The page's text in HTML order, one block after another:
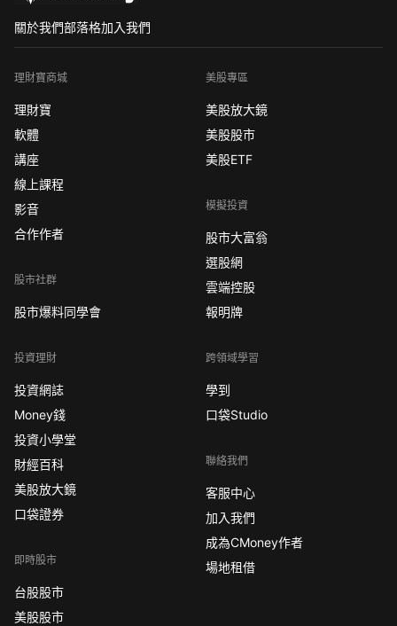
新手跟散戶最棒的投資學習園地，這裡不主打獲利，
是一個以基本面為主軸的教學，經過了構思、寫稿、
和新手來說才是最有利、容錯度最高方法，希望藉由
在投資上少走一點冤枉路。 建立自己的投資SOP，不
再尋求明牌問人價格 股人阿勳-存股價值河流圖 iOS
下載 >>https://cmy.tw/00CGSH 股人阿勳-存股價值河
流圖 Android 下載 >>https://cmy.tw/00Akh6 股人阿
資，你會清楚自己進場的原因，建立起適合的投資劇
關於我們部落格加入我們
理財寶商城
理財寶
軟體
講座
線上課程
影音
合作作者
股市社群
股市爆料同學會
投資理財
投資網誌
Money錢
投資小學堂
財經百科
美股放大鏡
口袋證券
即時股市
台股股市
美股股市
美股專區
美股放大鏡
美股股市
美股ETF
模擬投資
股市大富翁
選股網
雲端控股
報明牌
跨領域學習
學到
口袋Studio
聯絡我們
客服中心
加入我們
成為CMoney作者
場地租借